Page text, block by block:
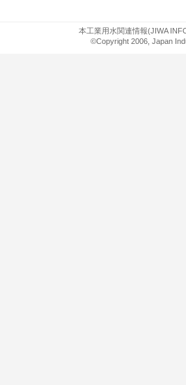
本工業用水関連情報(JIWA
©Copyright 2006, Japan